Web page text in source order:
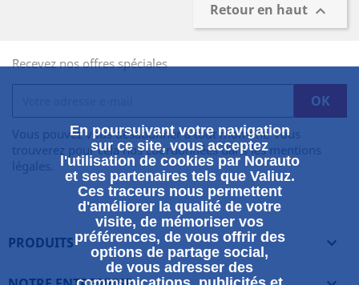
Retour en haut 
Recevez nos offres spéciales
Vous pouvez vous désabonner à tout moment. Vous
trouverez pour cela nos coordonnées dans les mentions
légales.
PRODUITS 
En poursuivant votre navigation
sur ce site, vous acceptez
l'utilisation de cookies par Norauto
et ses partenaires tels que Valiuz.
Ces traceurs nous permettent
d'améliorer la qualité de votre
visite, de mémoriser vos
préférences, de vous offrir des
options de partage social,
de vous adresser des